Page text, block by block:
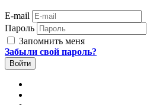
E-mail
Пароль
Запомнить меня
Забыли свой пароль?